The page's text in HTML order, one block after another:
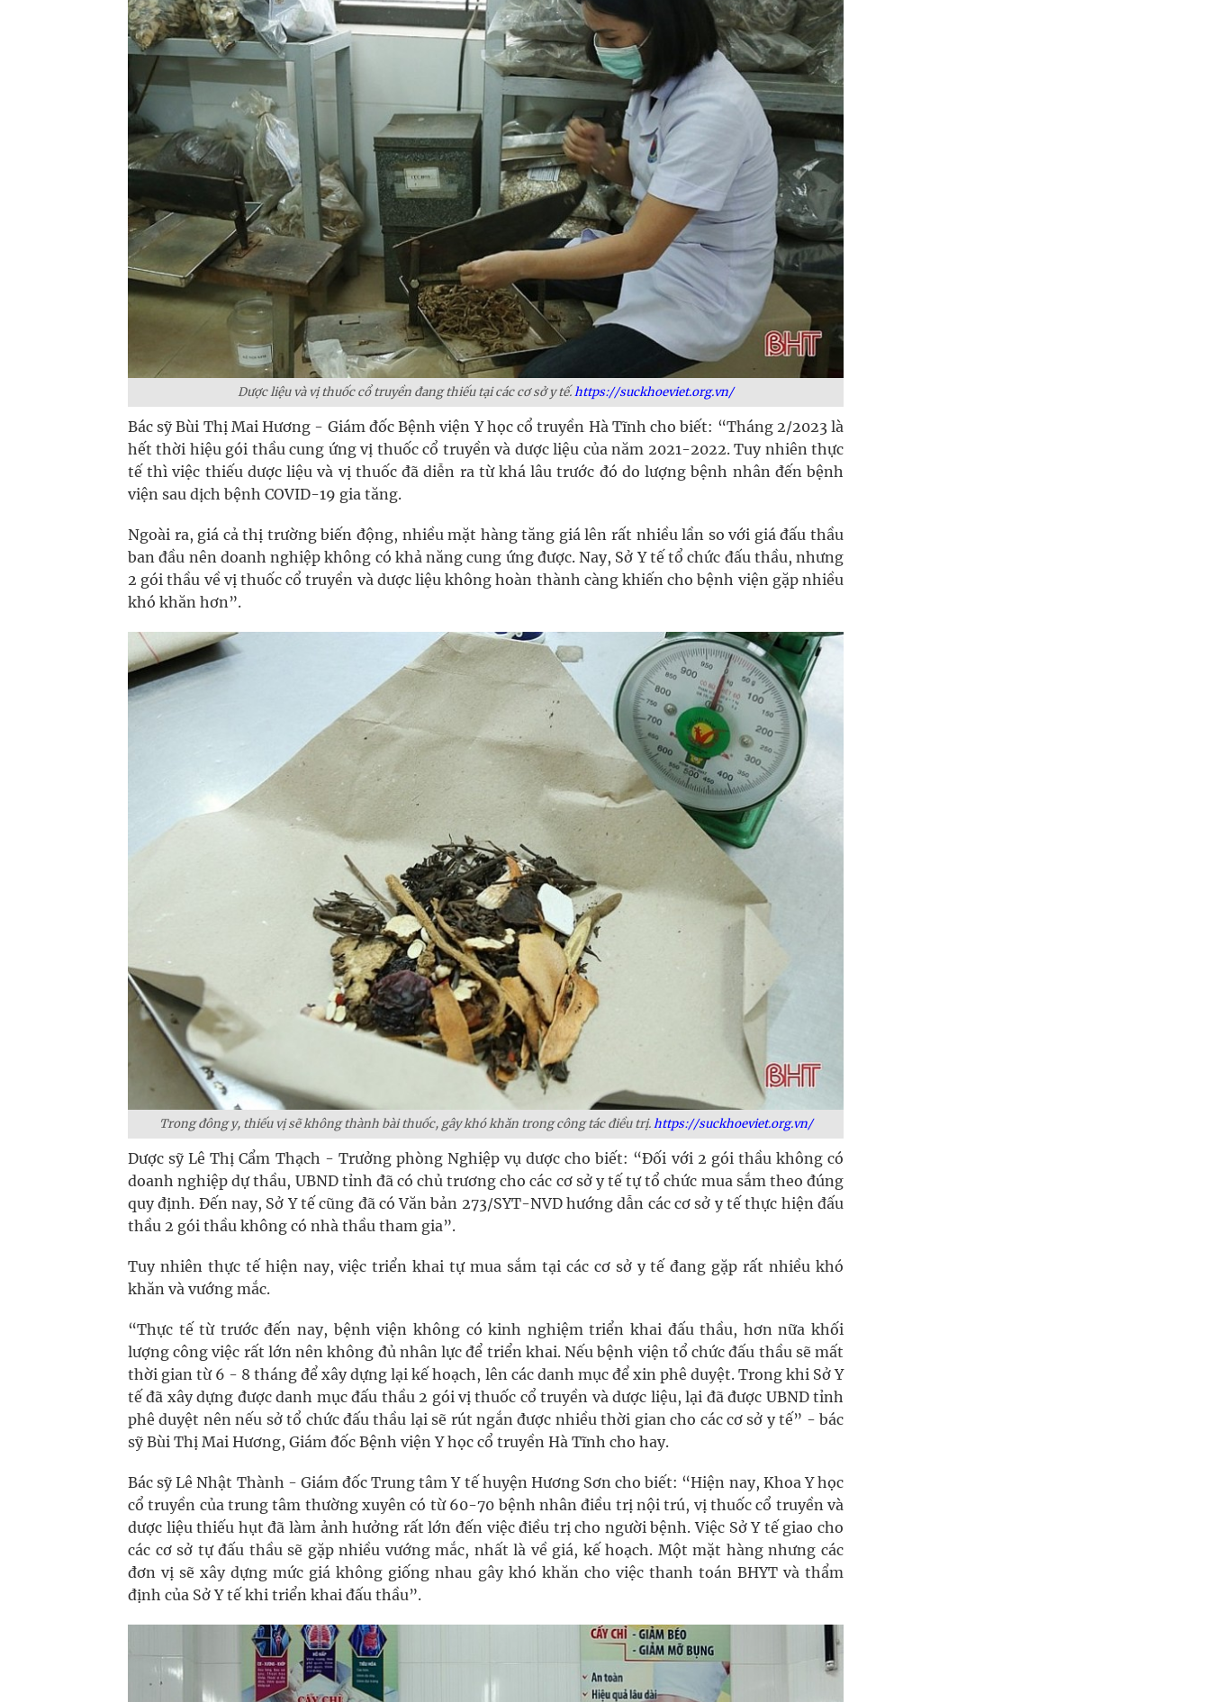
Dược liệu và vị thuốc cổ truyền đang thiếu tại các cơ sở y tế.https://suckhoeviet.org.vn/
Bác sỹ Bùi Thị Mai Hương - Giám đốc Bệnh viện Y học cổ truyền Hà Tĩnh cho biết: “Tháng 2/2023 là
hết thời hiệu gói thầu cung ứng vị thuốc cổ truyền và dược liệu của năm 2021-2022. Tuy nhiên thực
tế thì việc thiếu dược liệu và vị thuốc đã diễn ra từ khá lâu trước đó do lượng bệnh nhân đến bệnh
viện sau dịch bệnh COVID-19 gia tăng.
Ngoài ra, giá cả thị trường biến động, nhiều mặt hàng tăng giá lên rất nhiều lần so với giá đấu thầu
ban đầu nên doanh nghiệp không có khả năng cung ứng được. Nay, Sở Y tế tổ chức đấu thầu, nhưng
2 gói thầu về vị thuốc cổ truyền và dược liệu không hoàn thành càng khiến cho bệnh viện gặp nhiều
khó khăn hơn”.
Trong đông y, thiếu vị sẽ không thành bài thuốc, gây khó khăn trong công tác điều trị.https://suckhoeviet.org.vn/
Dược sỹ Lê Thị Cẩm Thạch - Trưởng phòng Nghiệp vụ dược cho biết: “Đối với 2 gói thầu không có
doanh nghiệp dự thầu, UBND tỉnh đã có chủ trương cho các cơ sở y tế tự tổ chức mua sắm theo đúng
quy định. Đến nay, Sở Y tế cũng đã có Văn bản 273/SYT-NVD hướng dẫn các cơ sở y tế thực hiện đấu
thầu 2 gói thầu không có nhà thầu tham gia”.
Tuy nhiên thực tế hiện nay, việc triển khai tự mua sắm tại các cơ sở y tế đang gặp rất nhiều khó
khăn và vướng mắc.
“Thực tế từ trước đến nay, bệnh viện không có kinh nghiệm triển khai đấu thầu, hơn nữa khối
lượng công việc rất lớn nên không đủ nhân lực để triển khai. Nếu bệnh viện tổ chức đấu thầu sẽ mất
thời gian từ 6 - 8 tháng để xây dựng lại kế hoạch, lên các danh mục để xin phê duyệt. Trong khi Sở Y
tế đã xây dựng được danh mục đấu thầu 2 gói vị thuốc cổ truyền và dược liệu, lại đã được UBND tỉnh
phê duyệt nên nếu sở tổ chức đấu thầu lại sẽ rút ngắn được nhiều thời gian cho các cơ sở y tế” - bác
sỹ Bùi Thị Mai Hương, Giám đốc Bệnh viện Y học cổ truyền Hà Tĩnh cho hay.
Bác sỹ Lê Nhật Thành - Giám đốc Trung tâm Y tế huyện Hương Sơn cho biết: “Hiện nay, Khoa Y học
cổ truyền của trung tâm thường xuyên có từ 60-70 bệnh nhân điều trị nội trú, vị thuốc cổ truyền và
dược liệu thiếu hụt đã làm ảnh hưởng rất lớn đến việc điều trị cho người bệnh. Việc Sở Y tế giao cho
các cơ sở tự đấu thầu sẽ gặp nhiều vướng mắc, nhất là về giá, kế hoạch. Một mặt hàng nhưng các
đơn vị sẽ xây dựng mức giá không giống nhau gây khó khăn cho việc thanh toán BHYT và thẩm
định của Sở Y tế khi triển khai đấu thầu”.